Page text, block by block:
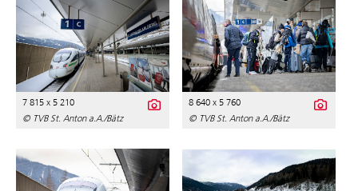
7 815 x 5 210
© TVB St. Anton a.A./Bätz
8 640 x 5 760
© TVB St. Anton a.A./Bätz